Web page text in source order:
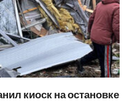
киоск на остановке